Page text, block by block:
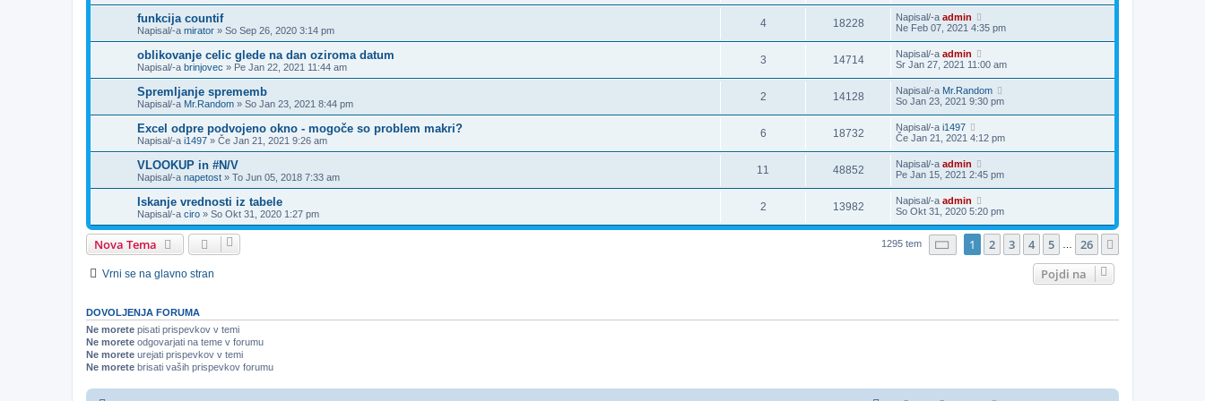
funkcija countif
Napisal/-a mirator » So Sep 26, 2020 3:14 pm
4 18228 Napisal/-a admin
Ne Feb 07, 2021 4:35 pm
oblikovanje celic glede na dan oziroma datum
Napisal/-a brinjovec » Pe Jan 22, 2021 11:44 am
3 14714 Napisal/-a admin
Sr Jan 27, 2021 11:00 am
Spremljanje sprememb
Napisal/-a Mr.Random » So Jan 23, 2021 8:44 pm
2 14128 Napisal/-a Mr.Random
So Jan 23, 2021 9:30 pm
Excel odpre podvojeno okno - mogoče so problem makri?
Napisal/-a i1497 » Če Jan 21, 2021 9:26 am
6 18732 Napisal/-a i1497
Če Jan 21, 2021 4:12 pm
VLOOKUP in #N/V
Napisal/-a napetost » To Jun 05, 2018 7:33 am
11 48852 Napisal/-a admin
Pe Jan 15, 2021 2:45 pm
Iskanje vrednosti iz tabele
Napisal/-a ciro » So Okt 31, 2020 1:27 pm
2 13982 Napisal/-a admin
So Okt 31, 2020 5:20 pm
Nova Tema 1295 tem Stran 1od26
1 2 3 4 5 … 26
Vrni se na glavno stran Pojdi na
DOVOLJENJA FORUMA
Ne morete pisati prispevkov v temi
Ne morete odgovarjati na teme v forumu
Ne morete urejati prispevkov v temi
Ne morete brisati vaših prispevkov forumu